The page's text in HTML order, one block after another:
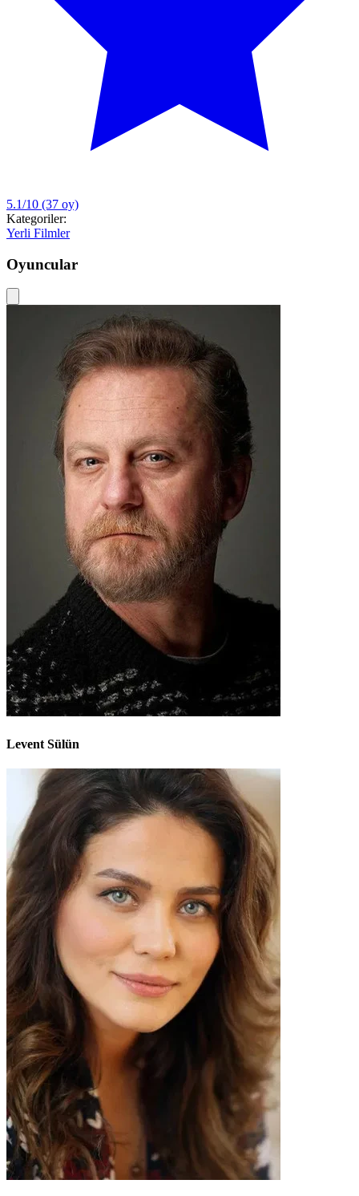
5.1/10 (37 oy)
Kategoriler:
Yerli Filmler
Oyuncular
Levent Sülün